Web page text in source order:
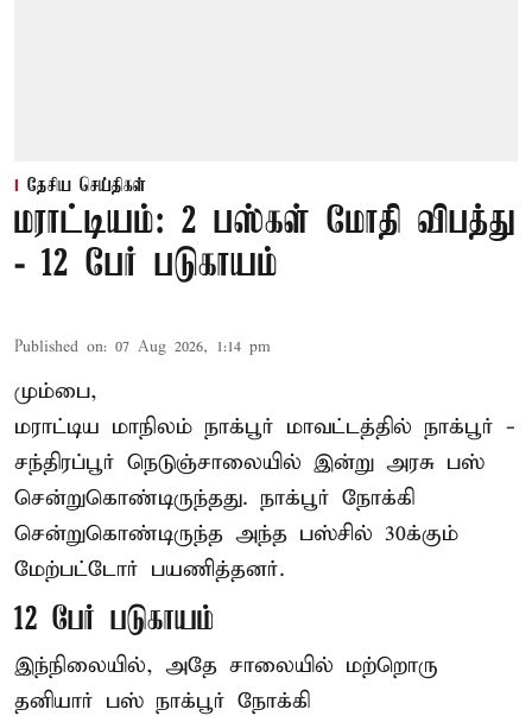
தேசிய செய்திகள்
மராட்டியம்: 2 பஸ்கள் மோதி விபத்து
- 12 பேர் படுகாயம்
Published on: 07 Aug 2026, 1:14 pm
மும்பை,
மராட்டிய மாநிலம் நாக்பூர் மாவட்டத்தில் நாக்பூர் -
சந்திரப்பூர் நெடுஞ்சாலையில் இன்று அரசு பஸ்
சென்றுகொண்டிருந்தது. நாக்பூர் நோக்கி
சென்றுகொண்டிருந்த அந்த பஸ்சில் 30க்கும்
மேற்பட்டோர் பயணித்தனர்.
12 பேர் படுகாயம்
இந்நிலையில், அதே சாலையில் மற்றொரு
தனியார் பஸ் நாக்பூர் நோக்கி